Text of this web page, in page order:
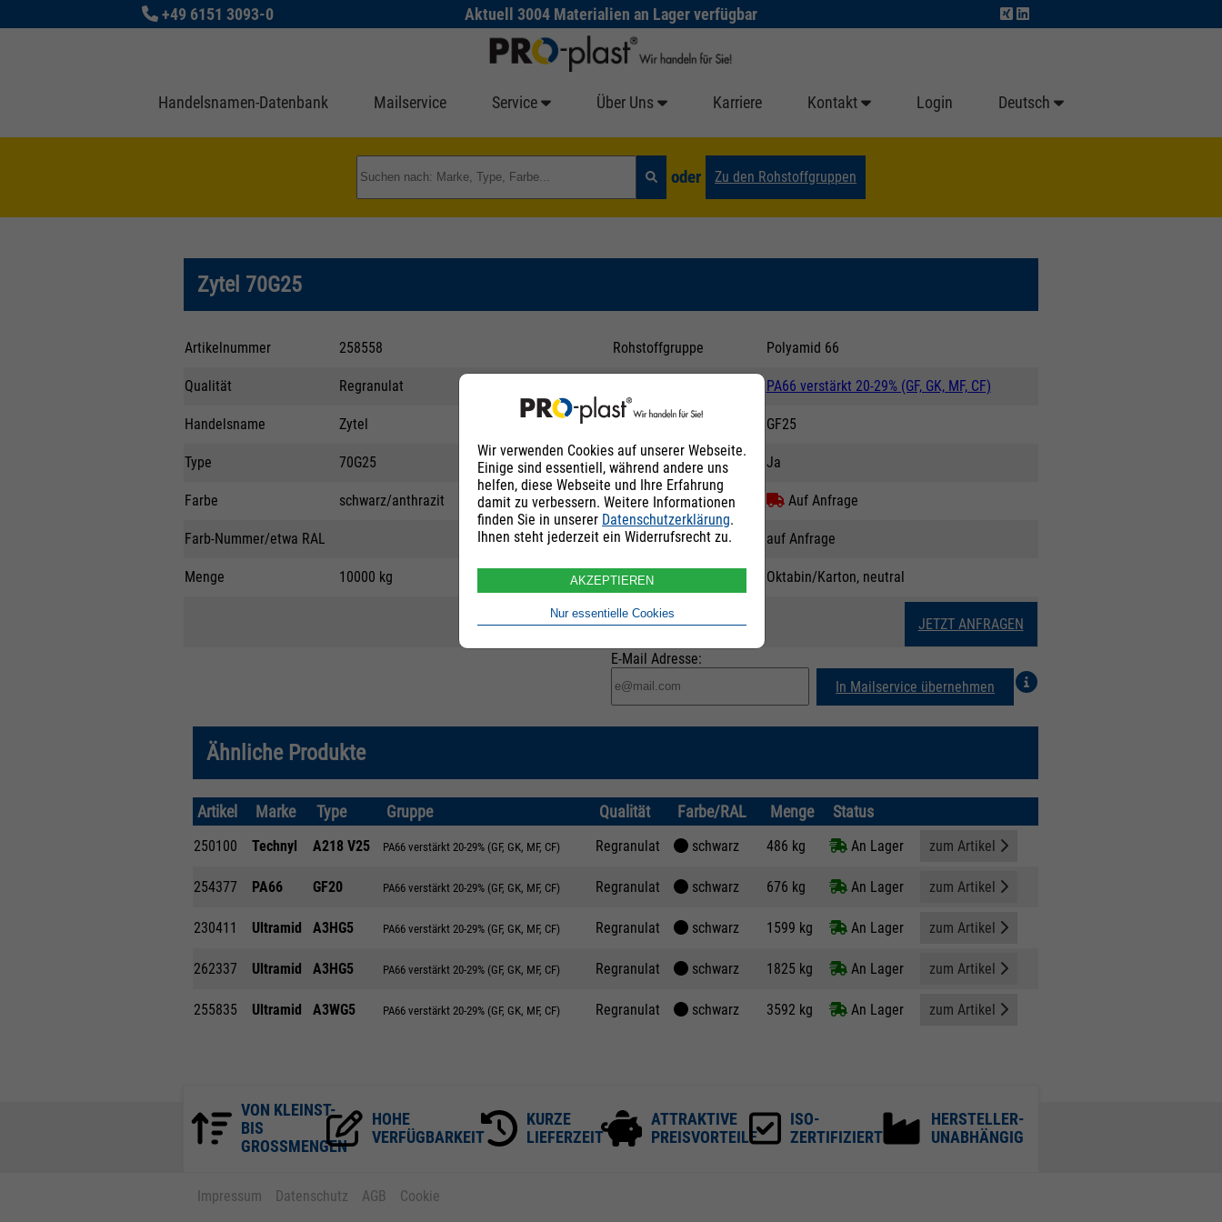
+49 6151 3093-0 Aktuell 3004 Materialien an Lager verfügbar
Handelsnamen-Datenbank Mailservice Service Über Uns Karriere Kontakt Login Deutsch
oder Zu den Rohstoffgruppen
Zytel 70G25
Artikelnummer 258558 Rohstoffgruppe Polyamid 66
Qualität Regranulat PA66 verstärkt 20-29% (GF, GK, MF, CF)
Handelsname Zytel Erläuterung GF25
Type 70G25 Prüfzeugnis Ja
Farbe schwarz/anthrazit Lieferstatus Auf Anfrage
Farb-Nummer/etwa RAL Preis auf Anfrage
Menge 10000 kg Verpackung Oktabin/Karton, neutral
JETZT ANFRAGEN
E-Mail Adresse:
In Mailservice übernehmen
Ähnliche Produkte
Artikel Marke Type Gruppe Qualität Farbe/RAL Menge Status
250100 Technyl A218 V25 PA66 verstärkt 20-29% (GF, GK, MF, CF) Regranulat schwarz 486 kg An Lager zum Artikel
254377 PA66 GF20 PA66 verstärkt 20-29% (GF, GK, MF, CF) Regranulat schwarz 676 kg An Lager zum Artikel
230411 Ultramid A3HG5 PA66 verstärkt 20-29% (GF, GK, MF, CF) Regranulat schwarz 1599 kg An Lager zum Artikel
262337 Ultramid A3HG5 PA66 verstärkt 20-29% (GF, GK, MF, CF) Regranulat schwarz 1825 kg An Lager zum Artikel
255835 Ultramid A3WG5 PA66 verstärkt 20-29% (GF, GK, MF, CF) Regranulat schwarz 3592 kg An Lager zum Artikel
VON KLEINST-
BIS
GROSSMENGEN
HOHE
VERFÜGBARKEIT
KURZE
LIEFERZEIT
ATTRAKTIVE
PREISVORTEILE
ISO-
ZERTIFIZIERT
HERSTELLER-
UNABHÄNGIG
Impressum Datenschutz AGB Cookie
Wir verwenden Cookies auf unserer Webseite.
Einige sind essentiell, während andere uns
helfen, diese Webseite und Ihre Erfahrung
damit zu verbessern. Weitere Informationen
finden Sie in unserer Datenschutzerklärung.
Ihnen steht jederzeit ein Widerrufsrecht zu.
AKZEPTIEREN
Nur essentielle Cookies